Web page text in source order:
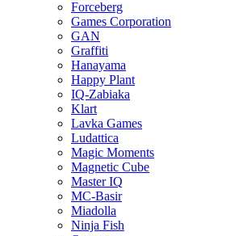
Forceberg
Games Corporation
GAN
Graffiti
Hanayama
Happy Plant
IQ-Zabiaka
Klart
Lavka Games
Ludattica
Magic Moments
Magnetic Cube
Master IQ
MC-Basir
Miadolla
Ninja Fish